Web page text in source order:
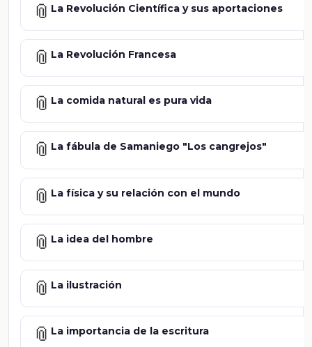
📎 La Revolución Científica y sus aportaciones
📎 La Revolución Francesa
📎 La comida natural es pura vida
📎 La fábula de Samaniego "Los cangrejos"
📎 La física y su relación con el mundo
📎 La idea del hombre
📎 La ilustración
📎 La importancia de la escritura